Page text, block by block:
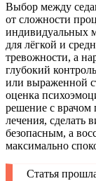
Выбор между
от сложности
индивидуальных
для лёгкой и
тревожности, а
глубокий
или выраженной
оценка
решение с врачом
лечения, сделать
безопасным, а
максимально
Статья